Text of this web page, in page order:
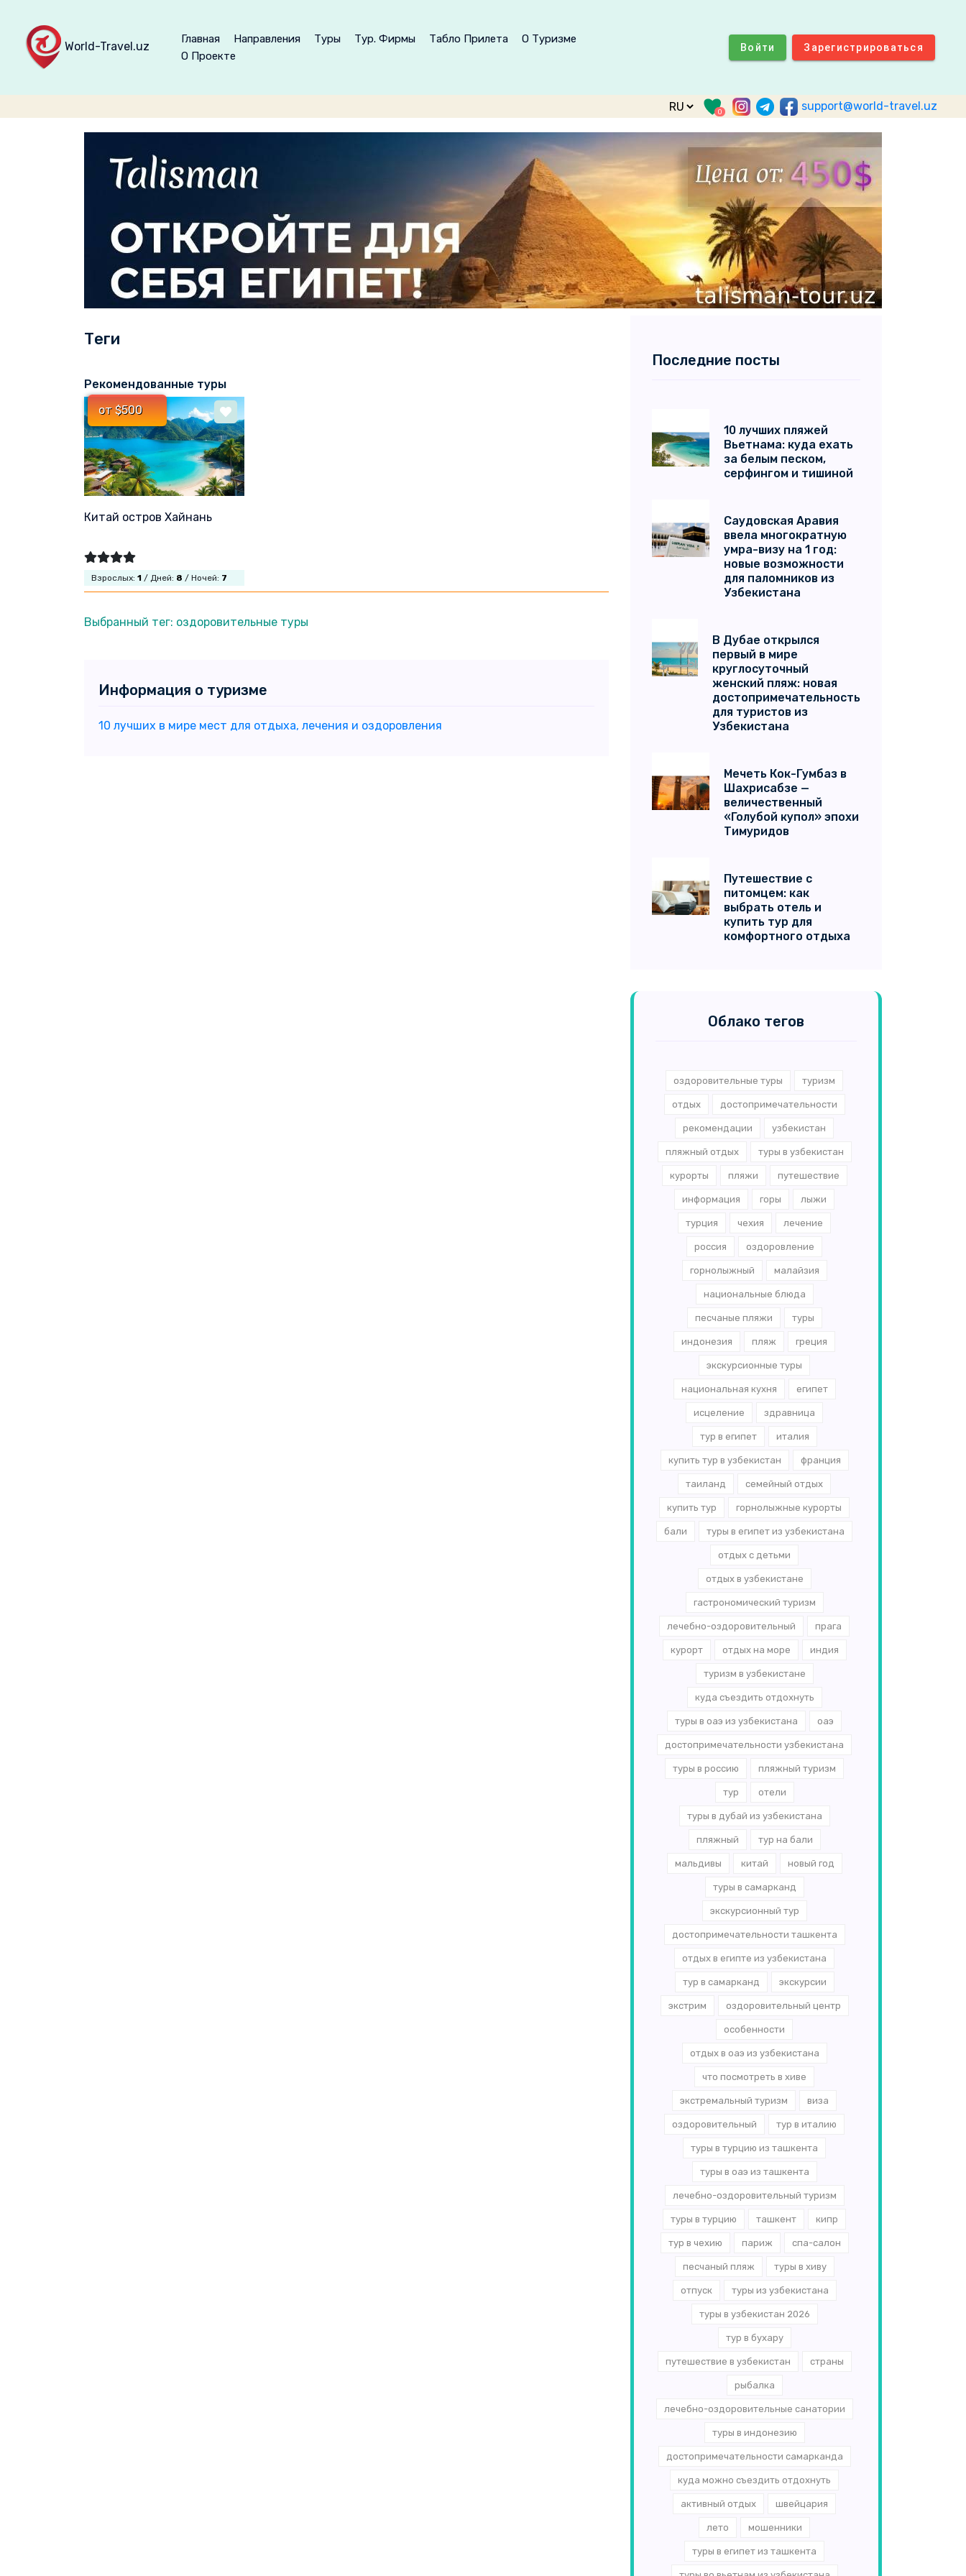
World-Travel.uz
Главная Направления Туры Тур. Фирмы Табло Прилета
О Туризме
О Проекте
Войти Зарегистрироваться
0 support@world-travel.uz
Теги
Рекомендованные туры
от $500
Китай остров Хайнань
Взрослых: 1 / Дней: 8 / Ночей: 7
Выбранный тег: оздоровительные туры
Информация о туризме
10 лучших в мире мест для отдыха, лечения и оздоровления
Последние посты
10 лучших пляжей
Вьетнама: куда ехать
за белым песком,
серфингом и тишиной
Саудовская Аравия
ввела многократную
умра-визу на 1 год:
новые возможности
для паломников из
Узбекистана
В Дубае открылся
первый в мире
круглосуточный
женский пляж: новая
достопримечательность
для туристов из
Узбекистана
Мечеть Кок-Гумбаз в
Шахрисабзе —
величественный
«Голубой купол» эпохи
Тимуридов
Путешествие с
питомцем: как
выбрать отель и
купить тур для
комфортного отдыха
Облако тегов
оздоровительные туры туризм
отдых достопримечательности
рекомендации узбекистан
пляжный отдых туры в узбекистан
курорты пляжи путешествие
информация горы лыжи
турция чехия лечение
россия оздоровление
горнолыжный малайзия
национальные блюда
песчаные пляжи туры
индонезия пляж греция
экскурсионные туры
национальная кухня египет
исцеление здравница
тур в египет италия
купить тур в узбекистан франция
таиланд семейный отдых
купить тур горнолыжные курорты
бали туры в египет из узбекистана
отдых с детьми
отдых в узбекистане
гастрономический туризм
лечебно-оздоровительный прага
курорт отдых на море индия
туризм в узбекистане
куда съездить отдохнуть
туры в оаэ из узбекистана оаэ
достопримечательности узбекистана
туры в россию пляжный туризм
тур отели
туры в дубай из узбекистана
пляжный тур на бали
мальдивы китай новый год
туры в самарканд
экскурсионный тур
достопримечательности ташкента
отдых в египте из узбекистана
тур в самарканд экскурсии
экстрим оздоровительный центр
особенности
отдых в оаэ из узбекистана
что посмотреть в хиве
экстремальный туризм виза
оздоровительный тур в италию
туры в турцию из ташкента
туры в оаэ из ташкента
лечебно-оздоровительный туризм
туры в турцию ташкент кипр
тур в чехию париж спа-салон
песчаный пляж туры в хиву
отпуск туры из узбекистана
туры в узбекистан 2026
тур в бухару
путешествие в узбекистан страны
рыбалка
лечебно-оздоровительные санатории
туры в индонезию
достопримечательности самарканда
куда можно съездить отдохнуть
активный отдых швейцария
лето мошенники
туры в египет из ташкента